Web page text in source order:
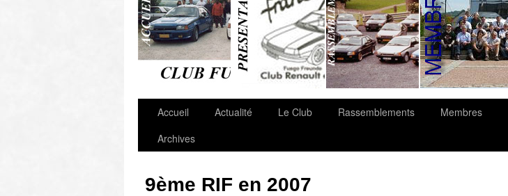
Accueil Actualité Le Club Rassemblements Membres
Archives
9ème RIF en 2007